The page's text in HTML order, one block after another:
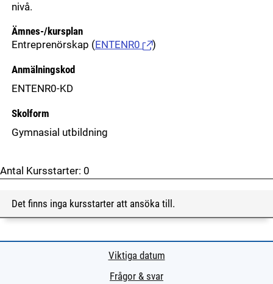
nivå.
Ämnes-/kursplan
Entreprenörskap ( ENTENR0 )
Anmälningskod
ENTENR0-KD
Skolform
Gymnasial utbildning
Antal Kursstarter: 0
Det finns inga kursstarter att ansöka till.
Viktiga datum
Frågor & svar